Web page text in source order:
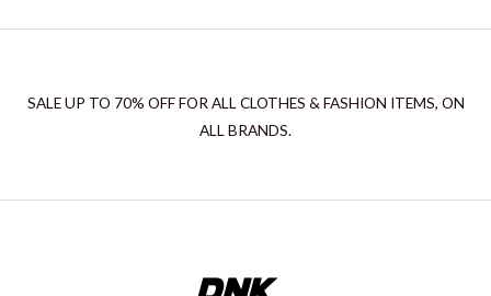
SALE UP TO 70% OFF FOR ALL CLOTHES & FASHION ITEMS, ON
ALL BRANDS.